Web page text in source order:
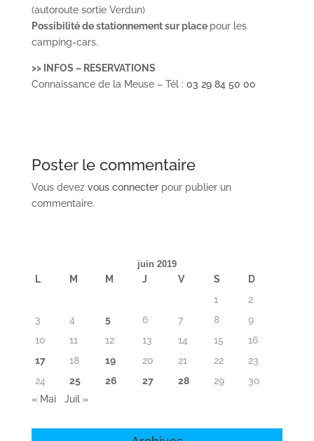
(autoroute sortie Verdun)
Possibilité de stationnement sur place pour les
camping-cars.
>> INFOS – RESERVATIONS
Connaissance de la Meuse – Tél : 03 29 84 50 00
Poster le commentaire
Vous devez vous connecterpour publier un
commentaire.
juin 2019
L M M J V S
D
1
2
3
4 5 6 7 8
9
10
11 12 13 14 15
16
17
18 19 20 21 22
23
24
25 26 27 28 29
30
« Mai
Juil »